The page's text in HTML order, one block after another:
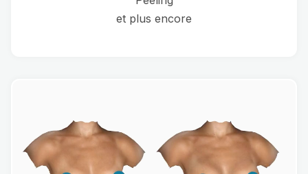
et plus encore